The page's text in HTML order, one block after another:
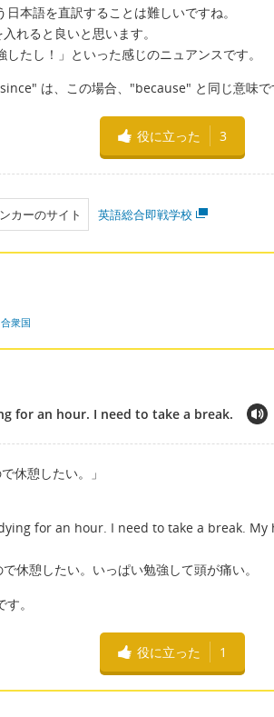
日本語を直訳することは難しいですね。
れると良いと思います。
したし！」といった感じのニュアンスです。
は、この場合、"because" と同じ意味で
役に立った 3
カーのサイト 英語総合即戦学校
衆国
for an hour. I need to take a break.
休憩したい。」
for an hour. I need to take a break.
休憩したい。いっぱい勉強して頭が痛い。
。
役に立った 1